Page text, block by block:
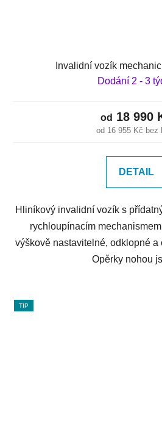
Invalidní vozík
Dodání 2 - 3
od 16 955 Kč bez
od 18 990
DETAIL
Hliníkový invalidní vozík s
rychloupínacím
výškově nastavitelné, odklopné a
Opěrky nohou
TIP